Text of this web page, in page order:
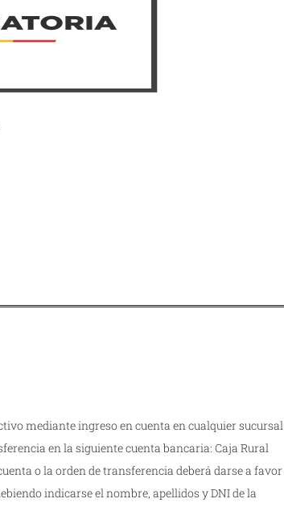
mediante ingreso en cuenta en cualquier sucursal
en la siguiente cuenta bancaria: Caja Rural
o la orden de transferencia deberá darse a favor
indicarse el nombre, apellidos y DNI de la